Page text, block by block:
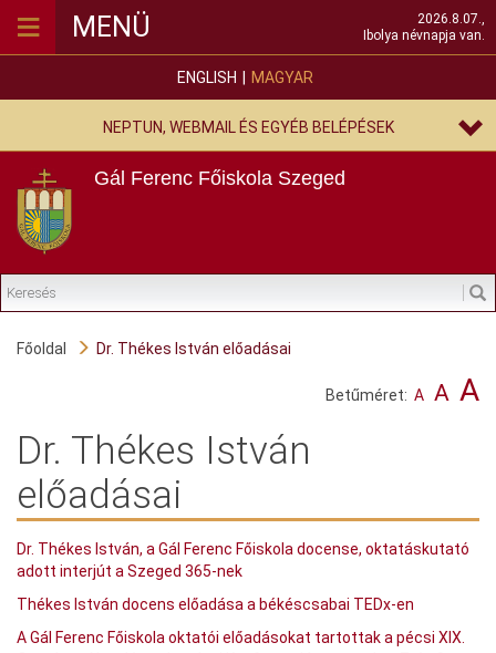
ENGLISH MAGYAR
NEPTUN, WEBMAIL ÉS EGYÉB BELÉPÉSEK
Gál Ferenc Főiskola Szeged
≡ MENÜ
2026.8.07.,
Ibolya névnapja van.
Főoldal Dr. Thékes István előadásai
Betűméret: A A A
Dr. Thékes István
előadásai
Dr. Thékes István, a Gál Ferenc Főiskola docense, oktatáskutató
adott interjút a Szeged 365-nek
Thékes István docens előadása a békéscsabai TEDx-en
A Gál Ferenc Főiskola oktatói előadásokat tartottak a pécsi XIX.